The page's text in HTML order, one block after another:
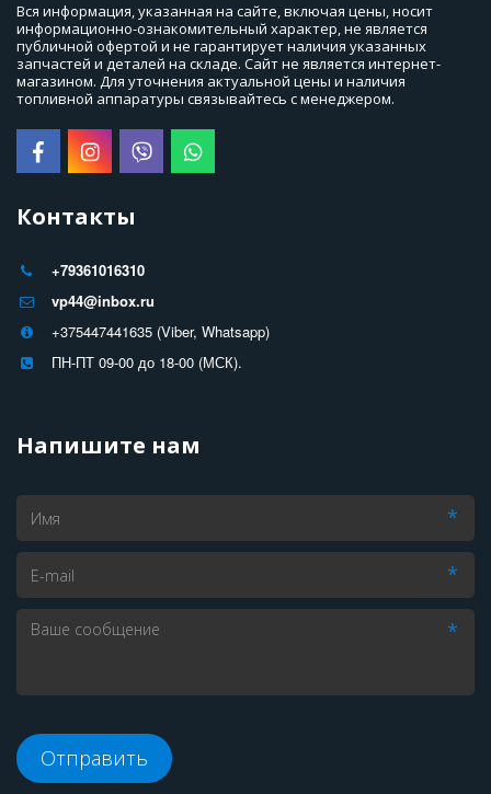
Вся информация, указанная на сайте, включая цены, носит
информационно-ознакомительный характер, не является
публичной офертой и не гарантирует наличия указанных
запчастей и деталей на складе. Сайт не является интернет-
магазином. Для уточнения актуальной цены и наличия
топливной аппаратуры связывайтесь с менеджером.
Контакты
+79361016310
vp44@inbox.ru
+375447441635 (Viber, Whatsapp)
ПН-ПТ 09-00 до 18-00 (МСК).
Напишите нам
*
*
*
Отправить